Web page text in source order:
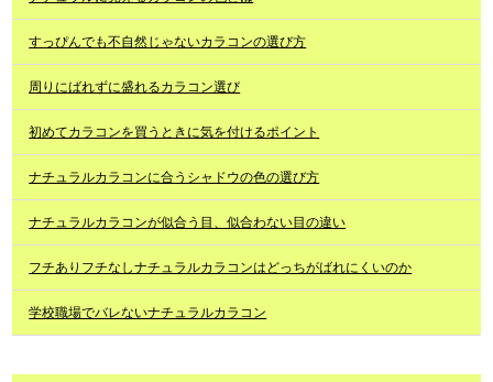
すっぴんでも不自然じゃないカラコンの選び方
周りにばれずに盛れるカラコン選び
初めてカラコンを買うときに気を付けるポイント
ナチュラルカラコンに合うシャドウの色の選び方
ナチュラルカラコンが似合う目、似合わない目の違い
フチありフチなしナチュラルカラコンはどっちがばれにくいのか
学校職場でバレないナチュラルカラコン